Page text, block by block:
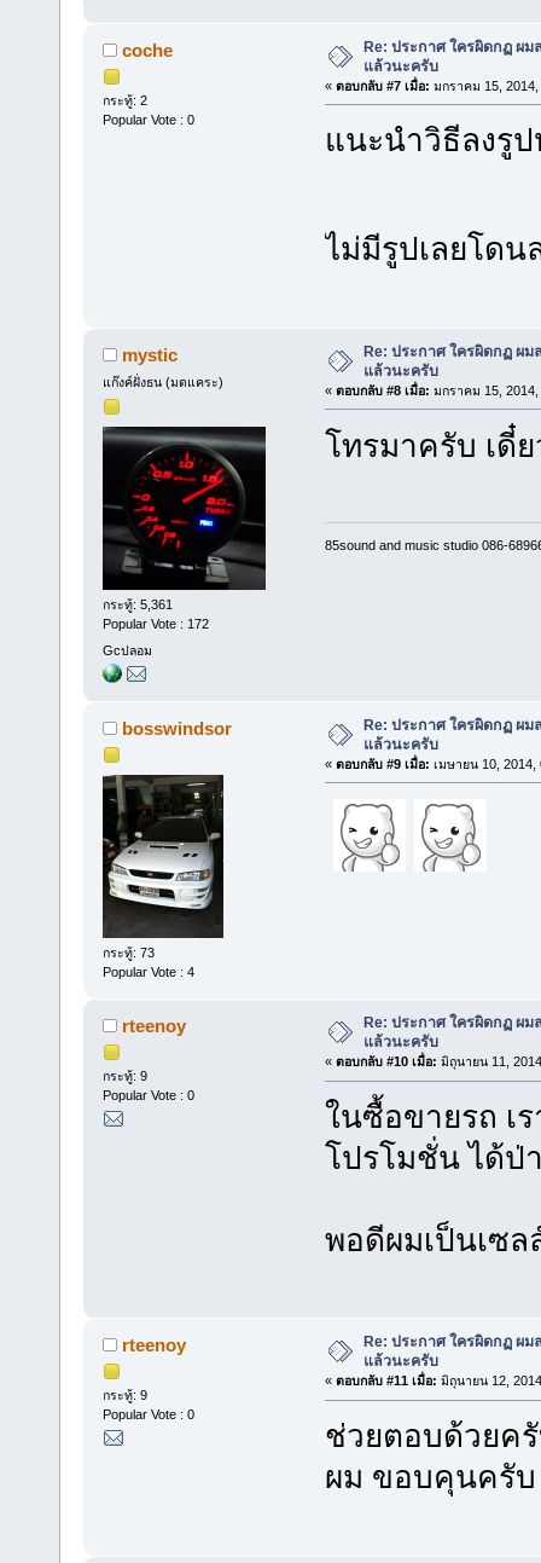
coche
กระทู้: 2
Popular Vote : 0
Re: ประกาศ ใครผิดกฏ ผม
แล้วนะครับ
« ตอบกลับ #7 เมื่อ: มกราคม 15, 2014,
แนะนำวิธีลงรู
ไม่มีรูปเลยโด
mystic
แก๊งค์ฝั่งธน (มดแคระ)
กระทู้: 5,361
Popular Vote : 172
Gcปลอม
Re: ประกาศ ใครผิดกฏ ผม
แล้วนะครับ
« ตอบกลับ #8 เมื่อ: มกราคม 15, 2014,
โทรมาครับ เดี๋
85sound and music studio 086-
bosswindsor
กระทู้: 73
Popular Vote : 4
Re: ประกาศ ใครผิดกฏ ผม
แล้วนะครับ
« ตอบกลับ #9 เมื่อ: เมษายน 10, 2014,
rteenoy
กระทู้: 9
Popular Vote : 0
Re: ประกาศ ใครผิดกฏ ผ
แล้วนะครับ
« ตอบกลับ #10 เมื่อ: มิถุนายน 11,
ในซื้อขายรถ เ
โปรโมชั่น ได้ป่
พอดีผมเป็นเซ
rteenoy
กระทู้: 9
Popular Vote : 0
Re: ประกาศ ใครผิดกฏ ผ
แล้วนะครับ
« ตอบกลับ #11 เมื่อ: มิถุนายน 12,
ช่วยตอบด้วยค
ผม ขอบคุนครับ